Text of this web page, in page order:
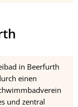
in Beerfurth
einen
und zentral